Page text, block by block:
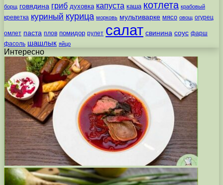
борщ говядина гриб духовка капуста каша котлета крабовый
креветка куриный курица морковь мультиварке мясо овощ огурец
омлет паста плов помидор рулет салат свинина соус фарш
фасоль шашлык яйцо
Интересно